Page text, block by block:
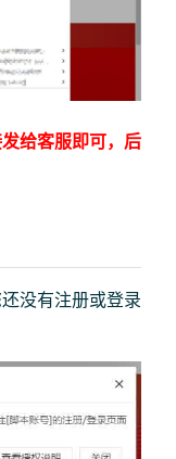
给客服即可，后
没有注册或登录